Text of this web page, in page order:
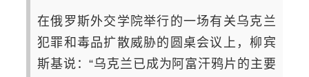
在俄罗斯外交学院举行的一场有关乌克兰
犯罪和毒品扩散威胁的圆桌会议上，柳宾
斯基说：“乌克兰已成为阿富汗鸦片的主要